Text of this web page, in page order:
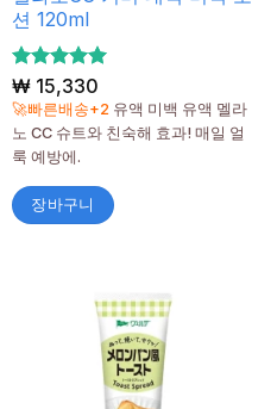
션 120ml
5 중에서
5로 평가
됨
₩15,330
🚀빠른배송+2 유액 미백 유액 멜라
노 CC 슈트와 친숙해 효과! 매일 얼
룩 예방에.
장바구니